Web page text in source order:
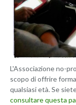
L'Associazione no-
scopo di offrire
qualsiasi età. Se
consultare questa